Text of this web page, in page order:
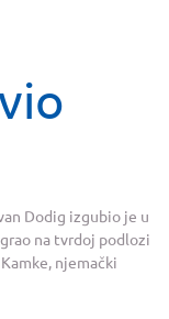
Dodig izgubio je u
na tvrdoj podlozi
njemački